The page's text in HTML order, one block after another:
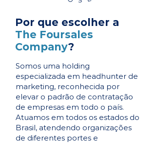
Por que escolher a
The Foursales
Company?
Somos uma holding
especializada em headhunter de
marketing, reconhecida por
elevar o padrão de contratação
de empresas em todo o país.
Atuamos em todos os estados do
Brasil, atendendo organizações
de diferentes portes e